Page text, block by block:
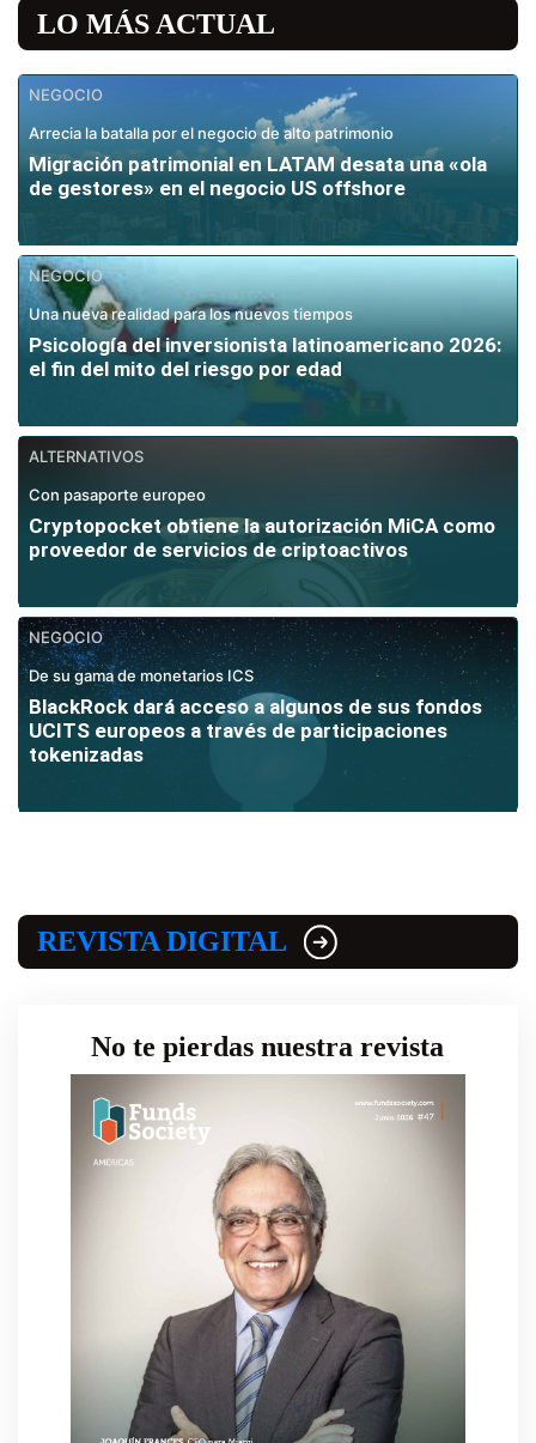
LO MÁS ACTUAL
NEGOCIO
Arrecia la batalla por el negocio de alto patrimonio
Migración patrimonial en LATAM desata una «ola
de gestores» en el negocio US offshore
NEGOCIO
Una nueva realidad para los nuevos tiempos
Psicología del inversionista latinoamericano 2026:
el fin del mito del riesgo por edad
ALTERNATIVOS
Con pasaporte europeo
Cryptopocket obtiene la autorización MiCA como
proveedor de servicios de criptoactivos
NEGOCIO
De su gama de monetarios ICS
BlackRock dará acceso a algunos de sus fondos
UCITS europeos a través de participaciones
tokenizadas
REVISTA DIGITAL
No te pierdas nuestra revista